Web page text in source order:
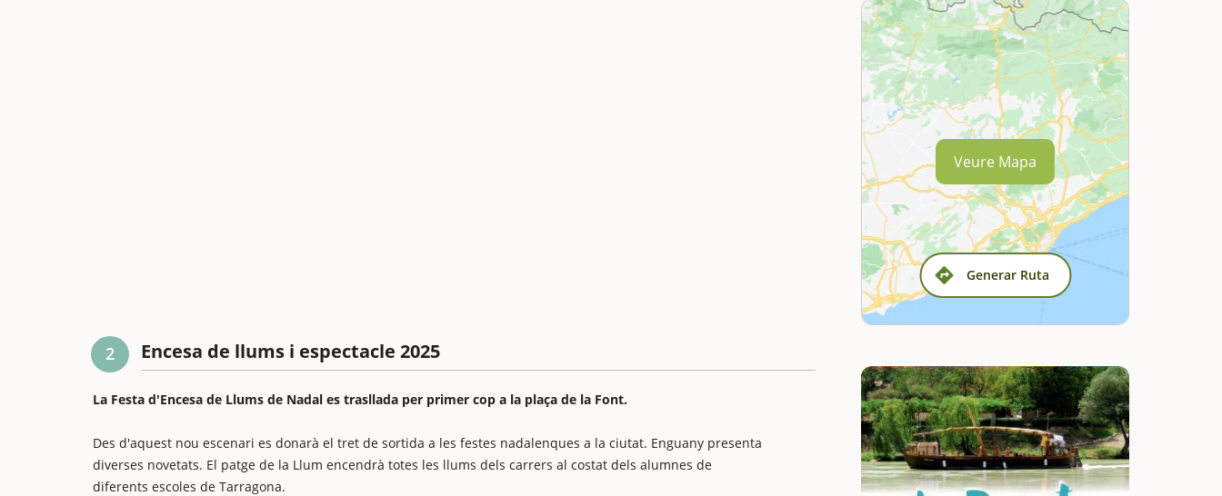
2 Encesa de llums i espectacle 2025
La Festa d'Encesa de Llums de Nadal es trasllada per primer cop a la plaça de la Font.
Des d'aquest nou escenari es donarà el tret de sortida a les festes nadalenques a la ciutat. Enguany presenta
diverses novetats. El patge de la Llum encendrà totes les llums dels carrers al costat dels alumnes de
diferents escoles de Tarragona.
Generar Ruta
Veure Mapa